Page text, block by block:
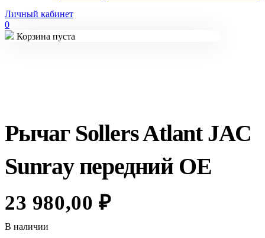
Личный кабинет
0
Корзина пуста
Рычаг Sollers Atlant JAC
Sunray передний OE
23 980,00₽
В наличии